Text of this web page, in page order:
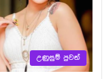
උණුසුම් පුවත්